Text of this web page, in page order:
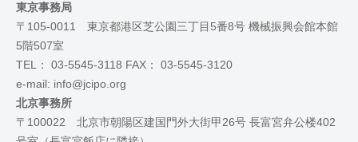
東京事務局
〒105-0011 東京都港区芝公園三丁目5番8号 機械振興会館本館
5階507室
TEL： 03-5545-3118 FAX： 03-5545-3120
e-mail: info@jcipo.org
北京事務所
〒100022 北京市朝陽区建国門外大街甲26号 長富宮弁公楼402